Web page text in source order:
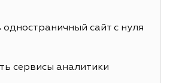
сайт с нуля
сервисы аналитики